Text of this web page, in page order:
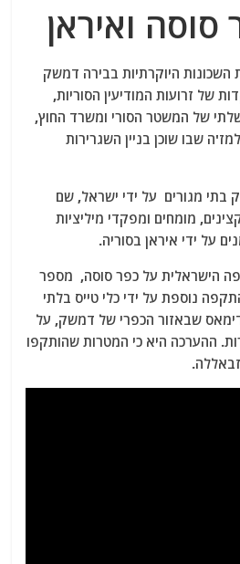
ואיראן
היוקרתיות בבירה דמשק
של זרועות המודיעין הסוריות,
של המשטר הסורי ומשרד החוץ,
שבו שוכן בניין השגרירות
מגורים על ידי ישראל, שם
מומחים ומפקדי מיליציות
על ידי איראן בסוריה.
הישראלית על כפר סוסה, מספר
נוספת על ידי כלי טייס בלתי
שבאזור הכפרי של דמשק, על
ההערכה היא כי המטרות שהותקפו